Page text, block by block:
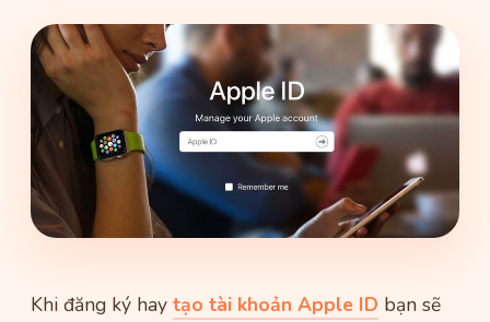
Khi đăng ký hay tạo tài khoản Apple ID bạn sẽ